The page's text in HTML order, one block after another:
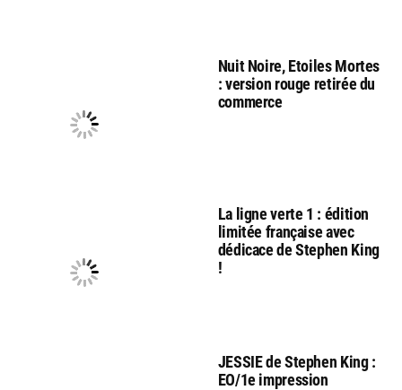
Nuit Noire, Etoiles Mortes
: version rouge retirée du
commerce
La ligne verte 1 : édition
limitée française avec
dédicace de Stephen King
!
JESSIE de Stephen King :
EO/1e impression